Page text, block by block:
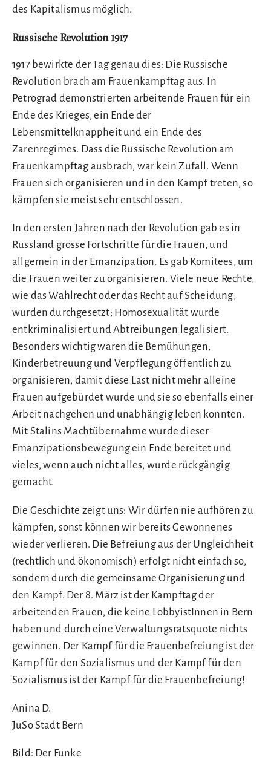
des Kapitalismus möglich.
Russische Revolution 1917
1917 bewirkte der Tag genau dies: Die Russische
Revolution brach am Frauenkampftag aus. In
Petrograd demonstrierten arbeitende Frauen für ein
Ende des Krieges, ein Ende der
Lebensmittelknappheit und ein Ende des
Zarenregimes. Dass die Russische Revolution am
Frauenkampftag ausbrach, war kein Zufall. Wenn
Frauen sich organisieren und in den Kampf treten, so
kämpfen sie meist sehr entschlossen.
In den ersten Jahren nach der Revolution gab es in
Russland grosse Fortschritte für die Frauen, und
allgemein in der Emanzipation. Es gab Komitees, um
die Frauen weiter zu organisieren. Viele neue Rechte,
wie das Wahlrecht oder das Recht auf Scheidung,
wurden durchgesetzt; Homosexualität wurde
entkriminalisiert und Abtreibungen legalisiert.
Besonders wichtig waren die Bemühungen,
Kinderbetreuung und Verpflegung öffentlich zu
organisieren, damit diese Last nicht mehr alleine
Frauen aufgebürdet wurde und sie so ebenfalls einer
Arbeit nachgehen und unabhängig leben konnten.
Mit Stalins Machtübernahme wurde dieser
Emanzipationsbewegung ein Ende bereitet und
vieles, wenn auch nicht alles, wurde rückgängig
gemacht.
Die Geschichte zeigt uns: Wir dürfen nie aufhören zu
kämpfen, sonst können wir bereits Gewonnenes
wieder verlieren. Die Befreiung aus der Ungleichheit
(rechtlich und ökonomisch) erfolgt nicht einfach so,
sondern durch die gemeinsame Organisierung und
den Kampf. Der 8. März ist der Kampftag der
arbeitenden Frauen, die keine LobbyistInnen in Bern
haben und durch eine Verwaltungsratsquote nichts
gewinnen. Der Kampf für die Frauenbefreiung ist der
Kampf für den Sozialismus und der Kampf für den
Sozialismus ist der Kampf für die Frauenbefreiung!
Anina D.
JuSo Stadt Bern
Bild: Der Funke